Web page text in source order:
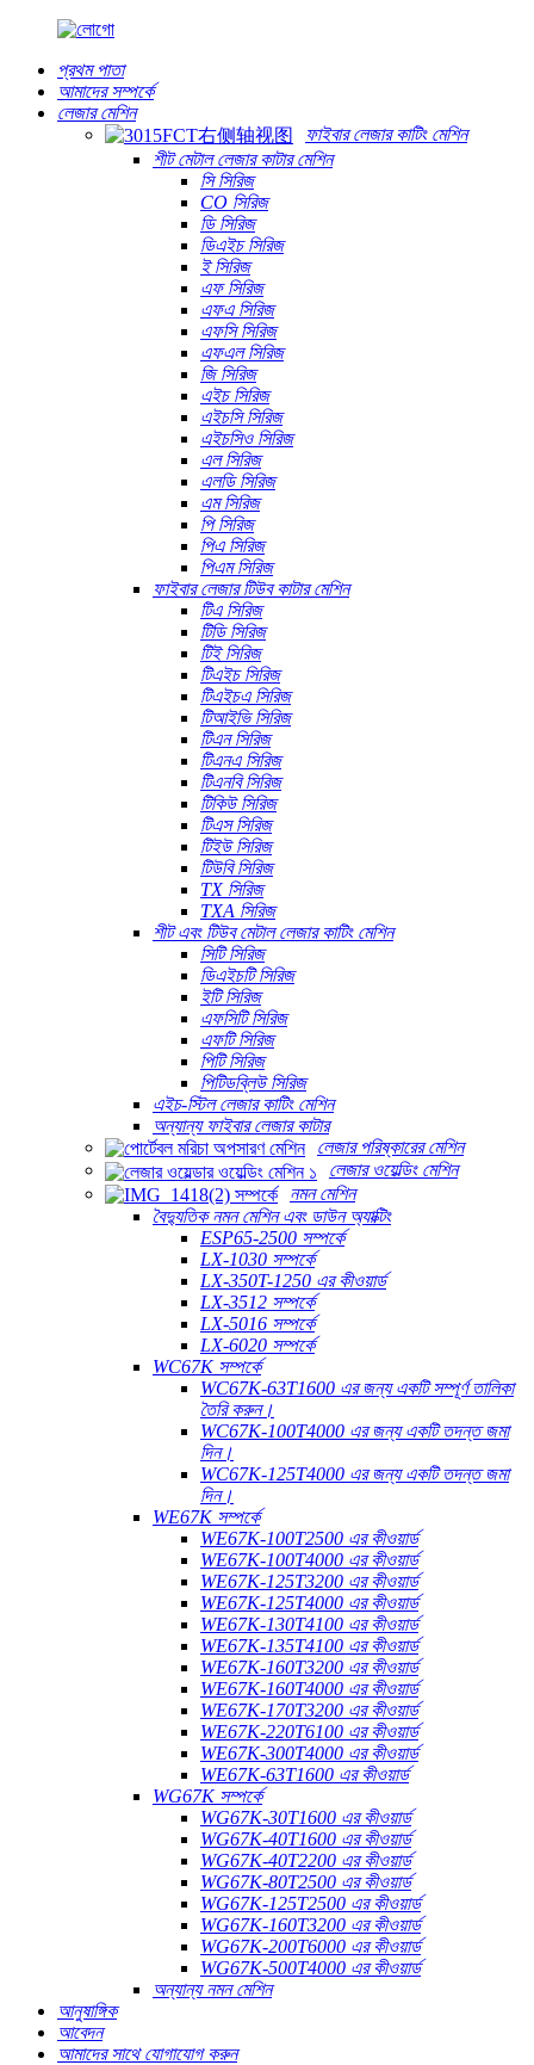
প্রথম পাতা
আমাদের সম্পর্কে
লেজার মেশিন
ফাইবার লেজার কাটিং মেশিন
শীট মেটাল লেজার কাটার মেশিন
সি সিরিজ
CO সিরিজ
ডি সিরিজ
ডিএইচ সিরিজ
ই সিরিজ
এফ সিরিজ
এফএ সিরিজ
এফসি সিরিজ
এফএল সিরিজ
জি সিরিজ
এইচ সিরিজ
এইচসি সিরিজ
এইচসিও সিরিজ
এল সিরিজ
এলডি সিরিজ
এম সিরিজ
পি সিরিজ
পিএ সিরিজ
পিএম সিরিজ
ফাইবার লেজার টিউব কাটার মেশিন
টিএ সিরিজ
টিডি সিরিজ
টিই সিরিজ
টিএইচ সিরিজ
টিএইচএ সিরিজ
টিআইভি সিরিজ
টিএন সিরিজ
টিএনএ সিরিজ
টিএনবি সিরিজ
টিকিউ সিরিজ
টিএস সিরিজ
টিইউ সিরিজ
টিউবি সিরিজ
TX সিরিজ
TXA সিরিজ
শীট এবং টিউব মেটাল লেজার কাটিং মেশিন
সিটি সিরিজ
ডিএইচটি সিরিজ
ইটি সিরিজ
এফসিটি সিরিজ
এফটি সিরিজ
পিটি সিরিজ
পিটিডব্লিউ সিরিজ
এইচ-স্টিল লেজার কাটিং মেশিন
অন্যান্য ফাইবার লেজার কাটার
লেজার পরিষ্কারের মেশিন
লেজার ওয়েল্ডিং মেশিন
নমন মেশিন
বৈদ্যুতিক নমন মেশিন এবং ডাউন অ্যাক্টিং
ESP65-2500 সম্পর্কে
LX-1030 সম্পর্কে
LX-350T-1250 এর কীওয়ার্ড
LX-3512 সম্পর্কে
LX-5016 সম্পর্কে
LX-6020 সম্পর্কে
WC67K সম্পর্কে
WC67K-63T1600 এর জন্য একটি সম্পূর্ণ তালিকা
তৈরি করুন।
WC67K-100T4000 এর জন্য একটি তদন্ত জমা
দিন।
WC67K-125T4000 এর জন্য একটি তদন্ত জমা
দিন।
WE67K সম্পর্কে
WE67K-100T2500 এর কীওয়ার্ড
WE67K-100T4000 এর কীওয়ার্ড
WE67K-125T3200 এর কীওয়ার্ড
WE67K-125T4000 এর কীওয়ার্ড
WE67K-130T4100 এর কীওয়ার্ড
WE67K-135T4100 এর কীওয়ার্ড
WE67K-160T3200 এর কীওয়ার্ড
WE67K-160T4000 এর কীওয়ার্ড
WE67K-170T3200 এর কীওয়ার্ড
WE67K-220T6100 এর কীওয়ার্ড
WE67K-300T4000 এর কীওয়ার্ড
WE67K-63T1600 এর কীওয়ার্ড
WG67K সম্পর্কে
WG67K-30T1600 এর কীওয়ার্ড
WG67K-40T1600 এর কীওয়ার্ড
WG67K-40T2200 এর কীওয়ার্ড
WG67K-80T2500 এর কীওয়ার্ড
WG67K-125T2500 এর কীওয়ার্ড
WG67K-160T3200 এর কীওয়ার্ড
WG67K-200T6000 এর কীওয়ার্ড
WG67K-500T4000 এর কীওয়ার্ড
অন্যান্য নমন মেশিন
আনুষাঙ্গিক
আবেদন
আমাদের সাথে যোগাযোগ করুন